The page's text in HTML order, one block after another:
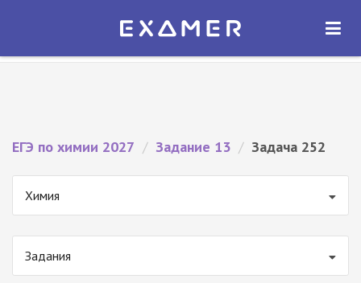
Экзамер — ЕГЭ 2027
ОТКРЫТЬ
ЕГЭ по химии 2027 / Задание 13 / Задача 252
Химия
Задания